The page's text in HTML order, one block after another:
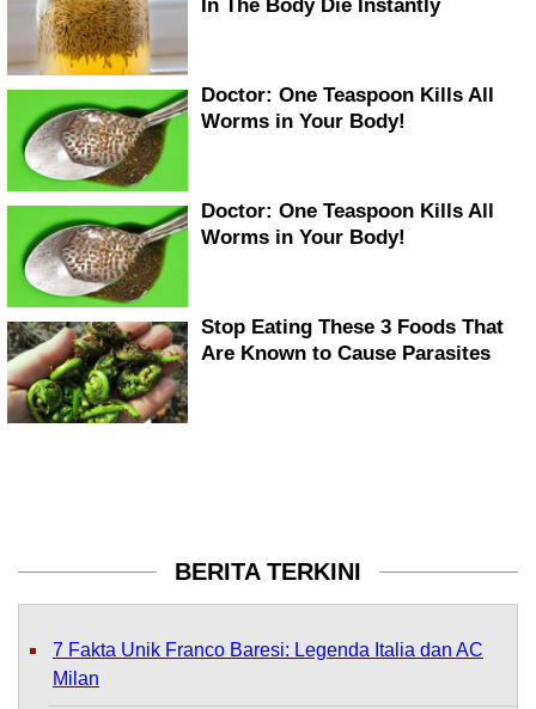
BERITA TERKINI
7 Fakta Unik Franco Baresi: Legenda Italia dan AC
Milan